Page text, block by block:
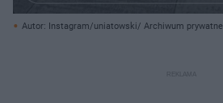
Autor: Instagram/uniatowski/ Archiwum prywatne